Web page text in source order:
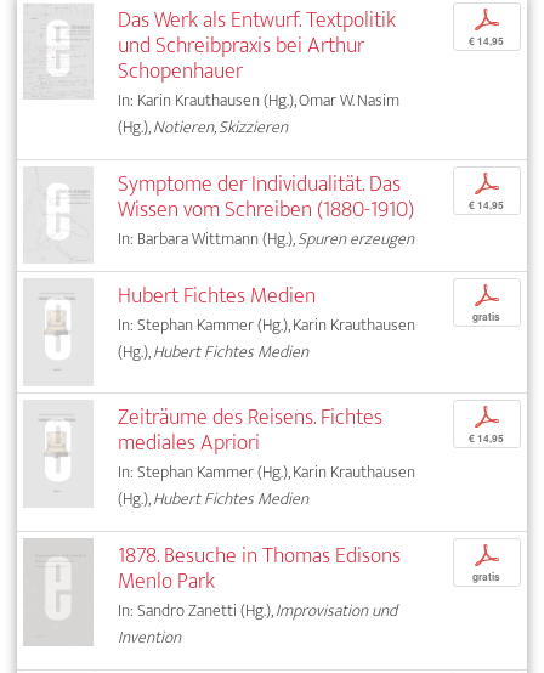
Das Werk als Entwurf. Textpolitik
und Schreibpraxis bei Arthur
Schopenhauer
In: Karin Krauthausen (Hg.), Omar W. Nasim
(Hg.),Notieren, Skizzieren
p
€ 14,95
Symptome der Individualität. Das
Wissen vom Schreiben (1880-1910)
In: Barbara Wittmann (Hg.),Spuren erzeugen
p
€ 14,95
Hubert Fichtes Medien
In: Stephan Kammer (Hg.), Karin Krauthausen
(Hg.),Hubert Fichtes Medien
p
gratis
Zeiträume des Reisens. Fichtes
mediales Apriori
In: Stephan Kammer (Hg.), Karin Krauthausen
(Hg.),Hubert Fichtes Medien
p
€ 14,95
1878. Besuche in Thomas Edisons
Menlo Park
In: Sandro Zanetti (Hg.),Improvisation und
Invention
p
gratis